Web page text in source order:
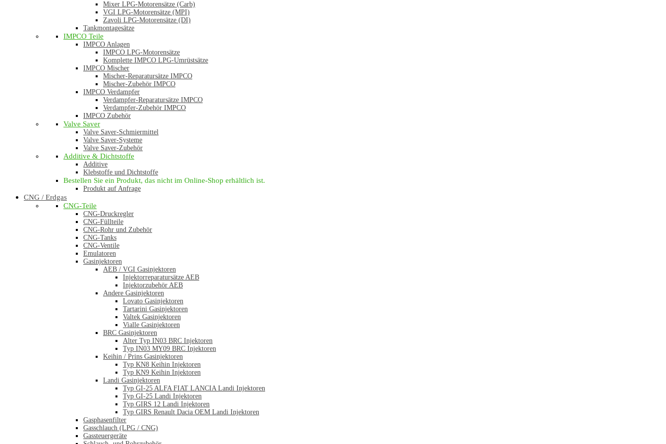
Mixer LPG-Motorensätze (Carb)
VGI LPG-Motorensätze (MPI)
Zavoli LPG-Motorensätze (DI)
Tankmontagesätze
IMPCO Teile
IMPCO Anlagen
IMPCO LPG-Motorensätze
Komplette IMPCO LPG-Umrüstsätze
IMPCO Mischer
Mischer-Reparatursätze IMPCO
Mischer-Zubehör IMPCO
IMPCO Verdampfer
Verdampfer-Reparatursätze IMPCO
Verdampfer-Zubehör IMPCO
IMPCO Zubehör
Valve Saver
Valve Saver-Schmiermittel
Valve Saver-Systeme
Valve Saver-Zubehör
Additive & Dichtstoffe
Additive
Klebstoffe und Dichtstoffe
Bestellen Sie ein Produkt, das nicht im Online-Shop erhältlich ist.
Produkt auf Anfrage
CNG / Erdgas
CNG-Teile
CNG-Druckregler
CNG-Füllteile
CNG-Rohr und Zubehör
CNG-Tanks
CNG-Ventile
Emulatoren
Gasinjektoren
AEB / VGI Gasinjektoren
Injektorreparatursätze AEB
Injektorzubehör AEB
Andere Gasinjektoren
Lovato Gasinjektoren
Tartarini Gasinjektoren
Valtek Gasinjektoren
Vialle Gasinjektoren
BRC Gasinjektoren
Alter Typ IN03 BRC Injektoren
Typ IN03 MY09 BRC Injektoren
Keihin / Prins Gasinjektoren
Typ KN8 Keihin Injektoren
Typ KN9 Keihin Injektoren
Landi Gasinjektoren
Typ GI-25 ALFA FIAT LANCIA Landi Injektoren
Typ GI-25 Landi Injektoren
Typ GIRS 12 Landi Injektoren
Typ GIRS Renault Dacia OEM Landi Injektoren
Gasphasenfilter
Gasschlauch (LPG / CNG)
Gassteuergeräte